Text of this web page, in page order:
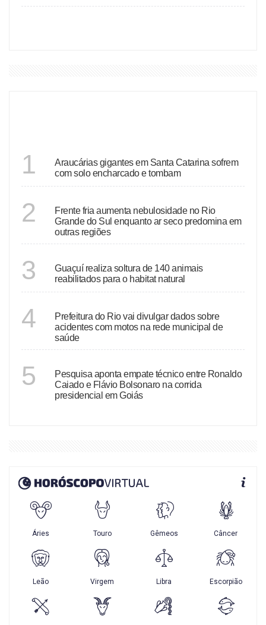
1
Araucárias gigantes em Santa Catarina sofrem
com solo encharcado e tombam
2
Frente fria aumenta nebulosidade no Rio
Grande do Sul enquanto ar seco predomina em
outras regiões
3
Guaçuí realiza soltura de 140 animais
reabilitados para o habitat natural
4
Prefeitura do Rio vai divulgar dados sobre
acidentes com motos na rede municipal de
saúde
5
Pesquisa aponta empate técnico entre Ronaldo
Caiado e Flávio Bolsonaro na corrida
presidencial em Goiás